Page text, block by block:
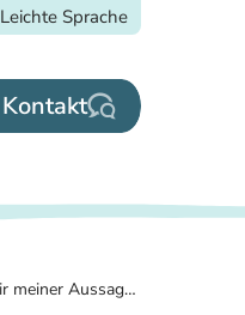
Leichte Sprache
Kontakt
Ich werde mir meiner Aussagekraft bewusst - Gespräche kompetent führen